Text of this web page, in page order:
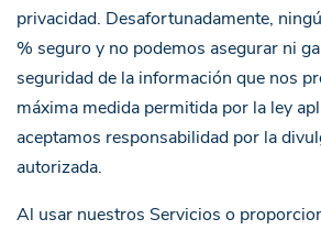
privacidad. Desafortunadamente,
% seguro y no podemos asegurar ni
seguridad de la información que nos
máxima medida permitida por la ley
aceptamos responsabilidad por la
autorizada.
Al usar nuestros Servicios o